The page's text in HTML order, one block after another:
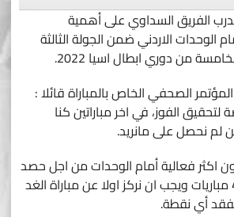
الفريق السداوي على أهمية
الوحدات الاردني ضمن الجولة الثالثة
من دوري ابطال اسيا 2022.
الصحفي الخاص بالمباراة قائلا :
لتحقيق الفوز، في اخر مباراتين كنا
نحصل على مانريد.
اكثر فعالية أمام الوحدات من اجل حصد
الثلاث نقاط، يتبقى 4 مباريات ويجب ان نركز اولا عن مباراة الغد
أي نقطة.